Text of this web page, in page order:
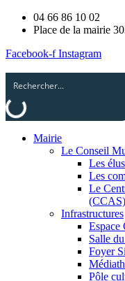
04 66 86 10 02
Place de la mairie
Facebook-f Instagram
Mairie
Le Conseil
Les élus
Les
Le
(CCAS)
Infrastructures
Espace
Salle
Foyer
Pôle